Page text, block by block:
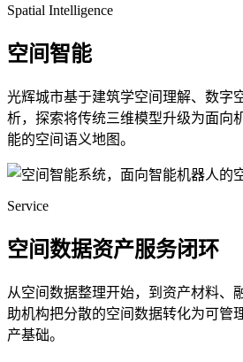
Spatial Intelligence
空间智能
光辉城市基于建筑学空间理解、数字
析，探索将传统三维模型升级为面向
能的空间语义地图。
Service
空间数据资产服务闭环
从空间数据整理开始，到资产材料、
助机构把分散的空间数据转化为可管
产基础。